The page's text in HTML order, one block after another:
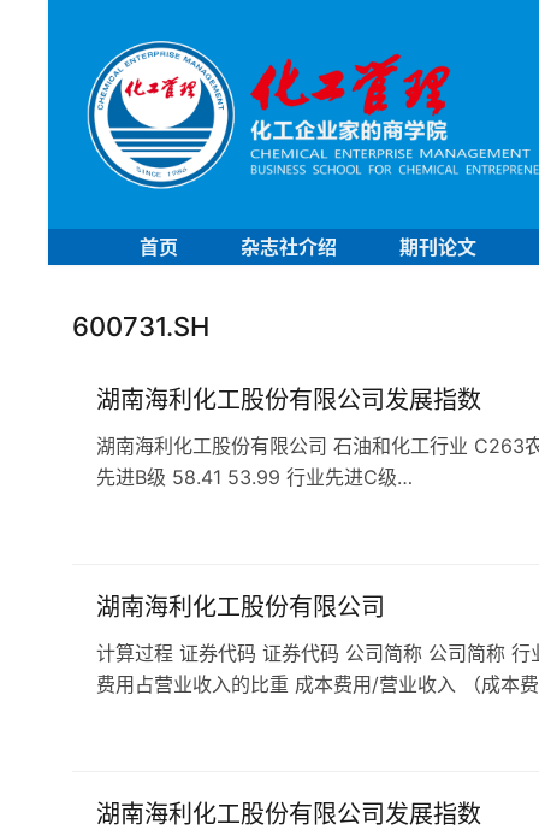
首页 杂志社介绍 期刊论文
600731.SH
湖南海利化工股份有限公司发展指数
湖南海利化工股份有限公司 石油和化工行业
先进B级 58.41 53.99 行业先进C级…
湖南海利化工股份有限公司
计算过程 证券代码 证券代码 公司简称 公司简称
费用占营业收入的比重 成本费用/营业收入 （成本
湖南海利化工股份有限公司发展指数